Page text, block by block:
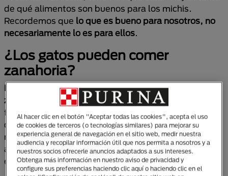
de qué alimentos son buenos para los michis.
Recordemos que lo que es bueno para nosotros, no
necesariamente lo es para ellos.
¿Los gatos pueden comer
zanahoria?
La respuesta es sí,los gatos pueden comer
zanahoria,
este vegetal no es tóxico de ninguna
forma para los felinos, y, de hecho, si se administra
de forma adecuada puede ofrecer algunos beneficios
nutricionales. Pero claro, hay que tomar en cuenta
algunas consideraciones importantes para mantener
el bienestar de tu gato.
Al hacer clic en el botón "Aceptar todas las cookies", acepta el uso
de cookies de terceros (o tecnologías similares) para mejorar su
experiencia general de navegación en el sitio web, medir nuestra
audiencia y recopilar información útil que nos permita a nosotros y a
nuestros socios ofrecerle anuncios adaptados a sus intereses.
Obtenga más información en nuestro aviso de privacidad y
configure sus preferencias haciendo clic aquí o haciendo clic en el